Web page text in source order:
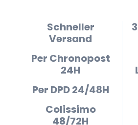
Schneller
Versand
Per Chronopost
24H
Per DPD 24/48H
Colissimo
48/72H